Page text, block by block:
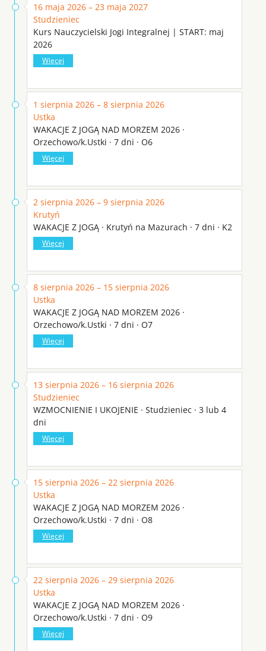
16 maja 2026 – 23 maja 2027
Studzieniec
Kurs Nauczycielski Jogi Integralnej | START: maj
2026
Więcej
1 sierpnia 2026 – 8 sierpnia 2026
Ustka
WAKACJE Z JOGĄ NAD MORZEM 2026 ·
Orzechowo/k.Ustki · 7 dni · O6
Więcej
2 sierpnia 2026 – 9 sierpnia 2026
Krutyń
WAKACJE Z JOGĄ · Krutyń na Mazurach · 7 dni · K2
Więcej
8 sierpnia 2026 – 15 sierpnia 2026
Ustka
WAKACJE Z JOGĄ NAD MORZEM 2026 ·
Orzechowo/k.Ustki · 7 dni · O7
Więcej
13 sierpnia 2026 – 16 sierpnia 2026
Studzieniec
WZMOCNIENIE I UKOJENIE · Studzieniec · 3 lub 4
dni
Więcej
15 sierpnia 2026 – 22 sierpnia 2026
Ustka
WAKACJE Z JOGĄ NAD MORZEM 2026 ·
Orzechowo/k.Ustki · 7 dni · O8
Więcej
22 sierpnia 2026 – 29 sierpnia 2026
Ustka
WAKACJE Z JOGĄ NAD MORZEM 2026 ·
Orzechowo/k.Ustki · 7 dni · O9
Więcej